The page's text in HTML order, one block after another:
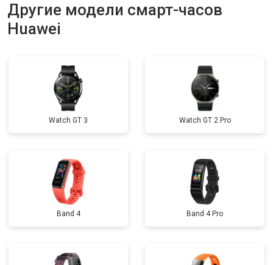
Другие модели смарт-часов
Huawei
Watch GT 3 Watch GT 2 Pro
Band 4 Band 4 Pro